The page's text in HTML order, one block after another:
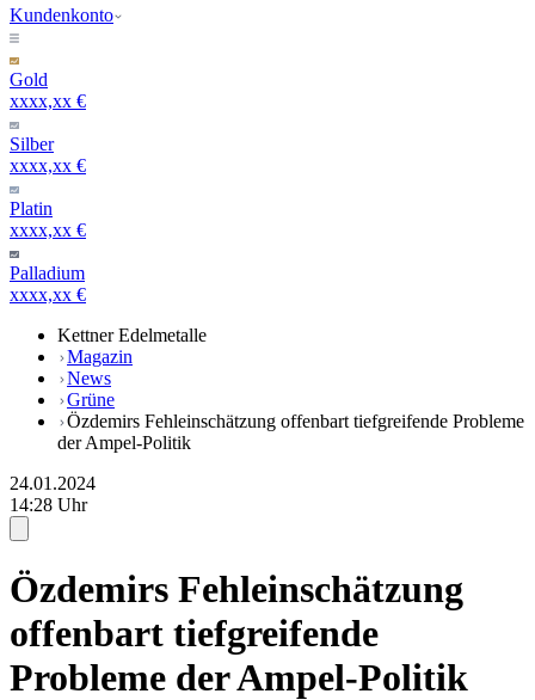
Kundenkonto
Gold
xxxx,xx €
Silber
xxxx,xx €
Platin
xxxx,xx €
Palladium
xxxx,xx €
Kettner Edelmetalle
Magazin
News
Grüne
Özdemirs Fehleinschätzung offenbart tiefgreifende Probleme
der Ampel-Politik
24.01.2024
14:28 Uhr
Özdemirs Fehleinschätzung
offenbart tiefgreifende
Probleme der Ampel-Politik